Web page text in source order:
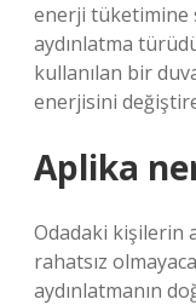
enerji tüketimine
aydınlatma
kullanılan bir
enerjisini
Aplika
Odadaki kişilerin
rahatsız
aydınlatmanın